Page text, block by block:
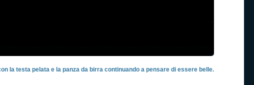
la testa pelata e la panza da birra continuando a pensare di essere belle.